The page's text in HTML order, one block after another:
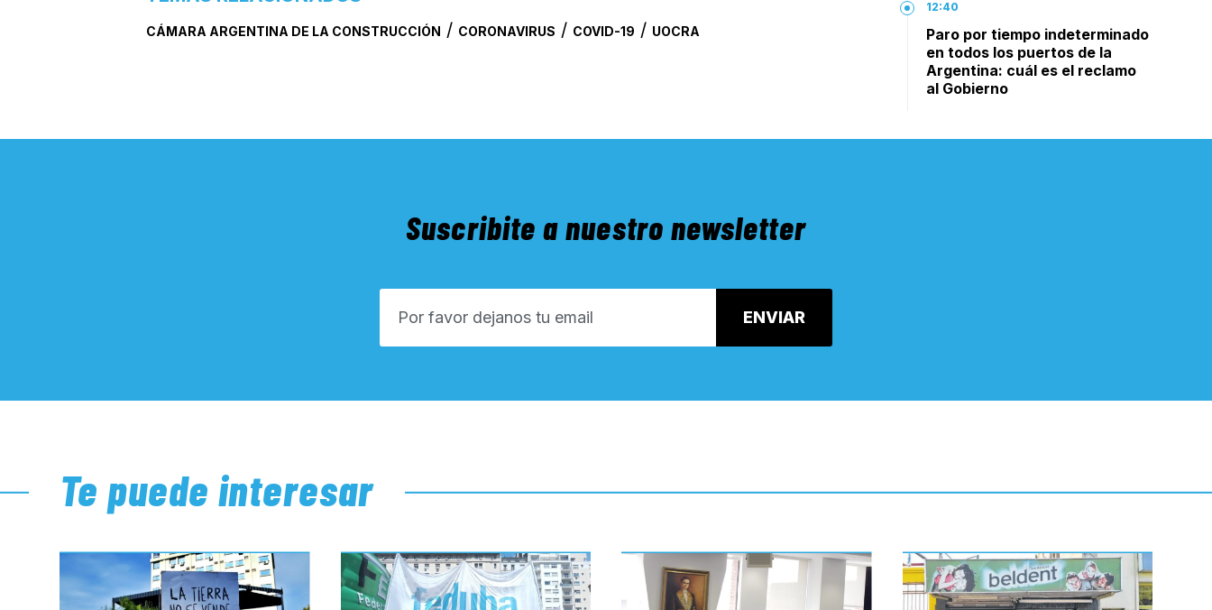
CÁMARA ARGENTINA DE LA CONSTRUCCIÓN / CORONAVIRUS / COVID-19 / UOCRA
12:40
Paro por tiempo indeterminado
en todos los puertos de la
Argentina: cuál es el reclamo
al Gobierno
Suscribite a nuestro newsletter
Te puede interesar